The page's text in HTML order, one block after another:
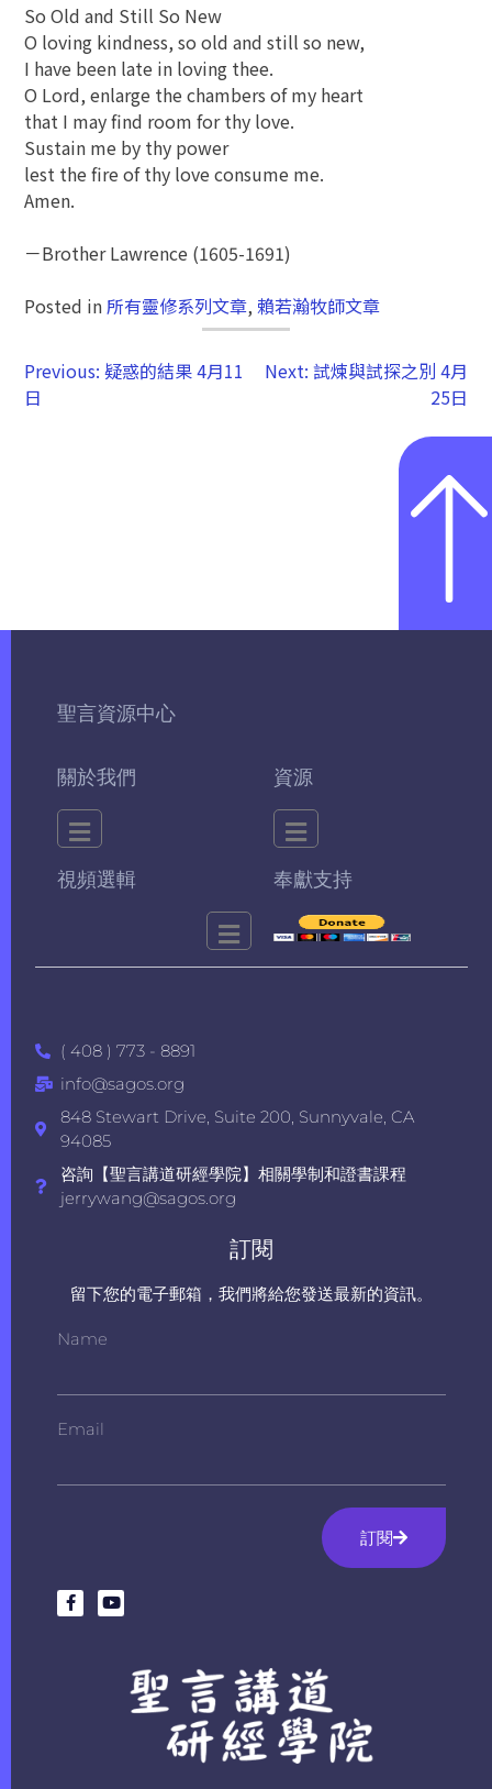
So Old and Still So New
O loving kindness, so old and still so new,
I have been late in loving thee.
O Lord, enlarge the chambers of my heart
that I may find room for thy love.
Sustain me by thy power
lest the fire of thy love consume me.
Amen.
－Brother Lawrence (1605-1691)
Posted in 所有靈修系列文章, 賴若瀚牧師文章
Previous: 疑惑的結果 4月11
日
Next: 試煉與試探之別 4月
25日
聖言資源中心
關於我們 資源
視頻選輯 奉獻支持
( 408 ) 773 - 8891
info@sagos.org
848 Stewart Drive, Suite 200, Sunnyvale, CA
94085
咨詢【聖言講道研經學院】相關學制和證書課程
jerrywang@sagos.org
訂閱
留下您的電子郵箱，我們將給您發送最新的資訊。
Name
Email
訂閱